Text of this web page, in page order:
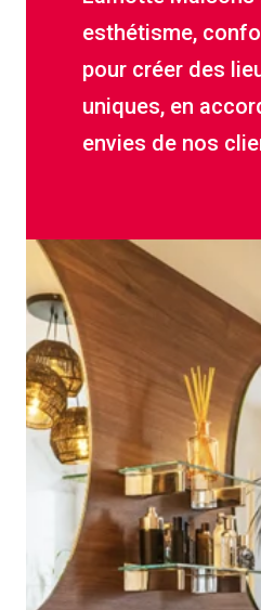
esthétisme,
pour créer des
uniques, en
envies de nos